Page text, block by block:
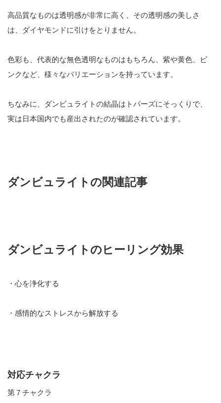
高品質なものは透明感が非常に高く、その透明感の美しさ
は、ダイヤモンドに引けをとりません。
色彩も、代表的な無色透明なものはもちろん、紫や黄色、ピ
ンクなど、様々なバリエーションを持っています。
ちなみに、ダンビュライトの結晶はトパーズにそっくりで、
実は日本国内でも産出されたのが確認されています。
ダンビュライトの関連記事
ダンビュライトのヒーリング効果
・心を浄化する
・感情的なストレスから解放する
対応チャクラ
第７チャクラ